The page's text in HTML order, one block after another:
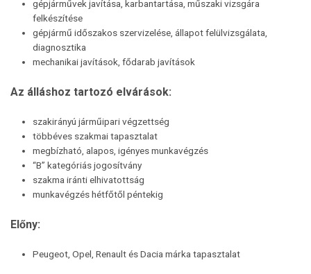
gépjárművek javítása, karbantartása, műszaki vizsgára
felkészítése
gépjármű időszakos szervizelése, állapot felülvizsgálata,
diagnosztika
mechanikai javítások, fődarab javítások
Az álláshoz tartozó elvárások:
szakirányú járműipari végzettség
többéves szakmai tapasztalat
megbízható, alapos, igényes munkavégzés
“B” kategóriás jogosítvány
szakma iránti elhivatottság
munkavégzés hétfőtől péntekig
Előny:
Peugeot, Opel, Renault és Dacia márka tapasztalat